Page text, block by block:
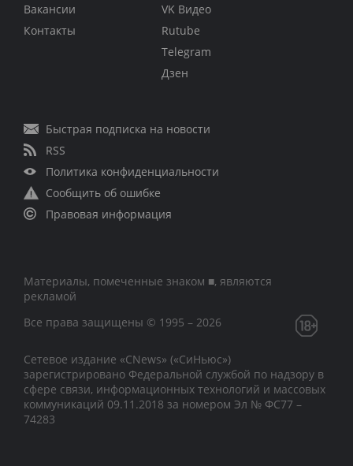
Вакансии
Контакты
VK Видео
Rutube
Telegram
Дзен
Быстрая подписка на новости
RSS
Политика конфиденциальности
Сообщить об ошибке
Правовая информация
Материалы, помеченные знаком ■, являются
рекламой
Все права защищены © 1995 – 2026
Сетевое издание «CNews» («СиНьюс»)
зарегистрировано Федеральной службой по надзору в
сфере связи, информационных технологий и массовых
коммуникаций 09.11.2018 за номером Эл № ФС77 –
74283